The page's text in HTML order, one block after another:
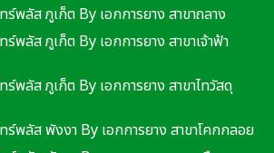
พลัส ภูเก็ต By เอกการยาง สาขาถลาง
พลัส ภูเก็ต By เอกการยาง สาขาเจ้าฟ้า
พลัส ภูเก็ต By เอกการยาง สาขาไทวัสดุ
ร์พลัส พังงา By เอกการยาง สาขาโคกกลอย